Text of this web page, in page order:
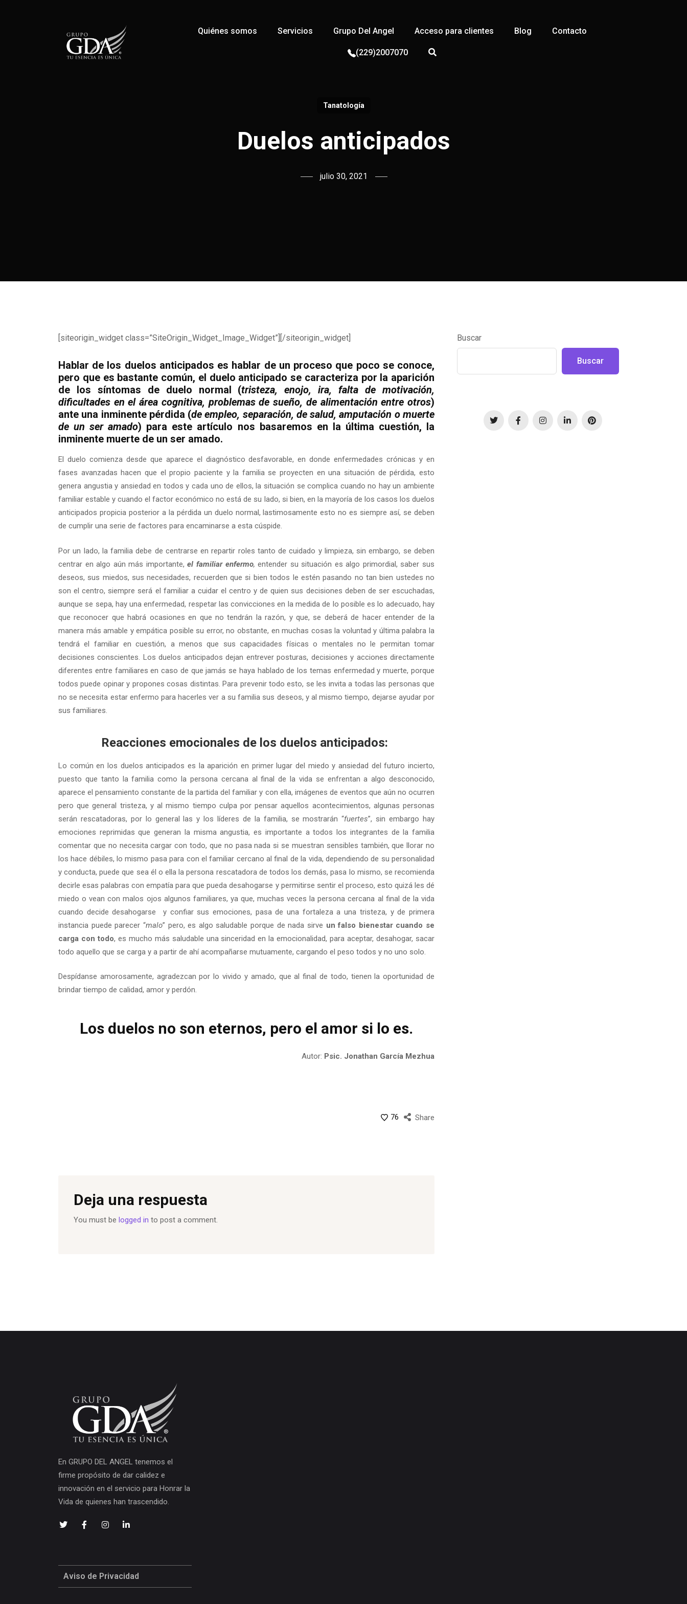
Quiénes somos Servicios Grupo Del Angel Acceso para clientes Blog Contacto
(229)2007070
Tanatología
Duelos anticipados
julio 30, 2021
[siteorigin_widget class=”SiteOrigin_Widget_Image_Widget”][/siteorigin_widget]
Hablar de los duelos anticipados es hablar de un proceso que poco se conoce,
pero que es bastante común, el duelo anticipado se caracteriza por la aparición
de los síntomas de duelo normal (tristeza, enojo, ira, falta de motivación,
dificultades en el área cognitiva, problemas de sueño, de alimentación entre otros)
ante una inminente pérdida (de empleo, separación, de salud, amputación o muerte
de un ser amado) para este artículo nos basaremos en la última cuestión, la
inminente muerte de un ser amado.
El duelo comienza desde que aparece el diagnóstico desfavorable, en donde enfermedades crónicas y en
fases avanzadas hacen que el propio paciente y la familia se proyecten en una situación de pérdida, esto
genera angustia y ansiedad en todos y cada uno de ellos, la situación se complica cuando no hay un ambiente
familiar estable y cuando el factor económico no está de su lado, si bien, en la mayoría de los casos los duelos
anticipados propicia posterior a la pérdida un duelo normal, lastimosamente esto no es siempre así, se deben
de cumplir una serie de factores para encaminarse a esta cúspide.
Por un lado, la familia debe de centrarse en repartir roles tanto de cuidado y limpieza, sin embargo, se deben
centrar en algo aún más importante,el familiar enfermo,entender su situación es algo primordial, saber sus
deseos, sus miedos, sus necesidades, recuerden que si bien todos le estén pasando no tan bien ustedes no
son el centro, siempre será el familiar a cuidar el centro y de quien sus decisiones deben de ser escuchadas,
aunque se sepa, hay una enfermedad, respetar las convicciones en la medida de lo posible es lo adecuado, hay
que reconocer que habrá ocasiones en que no tendrán la razón, y que, se deberá de hacer entender de la
manera más amable y empática posible su error, no obstante, en muchas cosas la voluntad y última palabra la
tendrá el familiar en cuestión, a menos que sus capacidades físicas o mentales no le permitan tomar
decisiones conscientes. Los duelos anticipados dejan entrever posturas, decisiones y acciones directamente
diferentes entre familiares en caso de que jamás se haya hablado de los temas enfermedad y muerte, porque
todos puede opinar y propones cosas distintas. Para prevenir todo esto, se les invita a todas las personas que
no se necesita estar enfermo para hacerles ver a su familia sus deseos, y al mismo tiempo, dejarse ayudar por
sus familiares.
Reacciones emocionales de los duelos anticipados:
Lo común en los duelos anticipados es la aparición en primer lugar del miedo y ansiedad del futuro incierto,
puesto que tanto la familia como la persona cercana al final de la vida se enfrentan a algo desconocido,
aparece el pensamiento constante de la partida del familiar y con ella, imágenes de eventos que aún no ocurren
pero que general tristeza, y al mismo tiempo culpa por pensar aquellos acontecimientos, algunas personas
serán rescatadoras, por lo general las y los líderes de la familia, se mostrarán “fuertes”, sin embargo hay
emociones reprimidas que generan la misma angustia, es importante a todos los integrantes de la familia
comentar que no necesita cargar con todo, que no pasa nada si se muestran sensibles también, que llorar no
los hace débiles, lo mismo pasa para con el familiar cercano al final de la vida, dependiendo de su personalidad
y conducta, puede que sea él o ella la persona rescatadora de todos los demás, pasa lo mismo, se recomienda
decirle esas palabras con empatía para que pueda desahogarse y permitirse sentir el proceso, esto quizá les dé
miedo o vean con malos ojos algunos familiares, ya que, muchas veces la persona cercana al final de la vida
cuando decide desahogarse y confiar sus emociones, pasa de una fortaleza a una tristeza, y de primera
instancia puede parecer “malo” pero, es algo saludable porque de nada sirve un falso bienestar cuando se
carga con todo, es mucho más saludable una sinceridad en la emocionalidad, para aceptar, desahogar, sacar
todo aquello que se carga y a partir de ahí acompañarse mutuamente, cargando el peso todos y no uno solo.
Despídanse amorosamente, agradezcan por lo vivido y amado, que al final de todo, tienen la oportunidad de
brindar tiempo de calidad, amor y perdón.
Los duelos no son eternos, pero el amor si lo es.
Autor: Psic. Jonathan García Mezhua
Share
76
Deja una respuesta
You must be logged in to post a comment.
Buscar
Buscar
En GRUPO DEL ANGEL tenemos el
firme propósito de dar calidez e
innovación en el servicio para Honrar la
Vida de quienes han trascendido.
Aviso de Privacidad